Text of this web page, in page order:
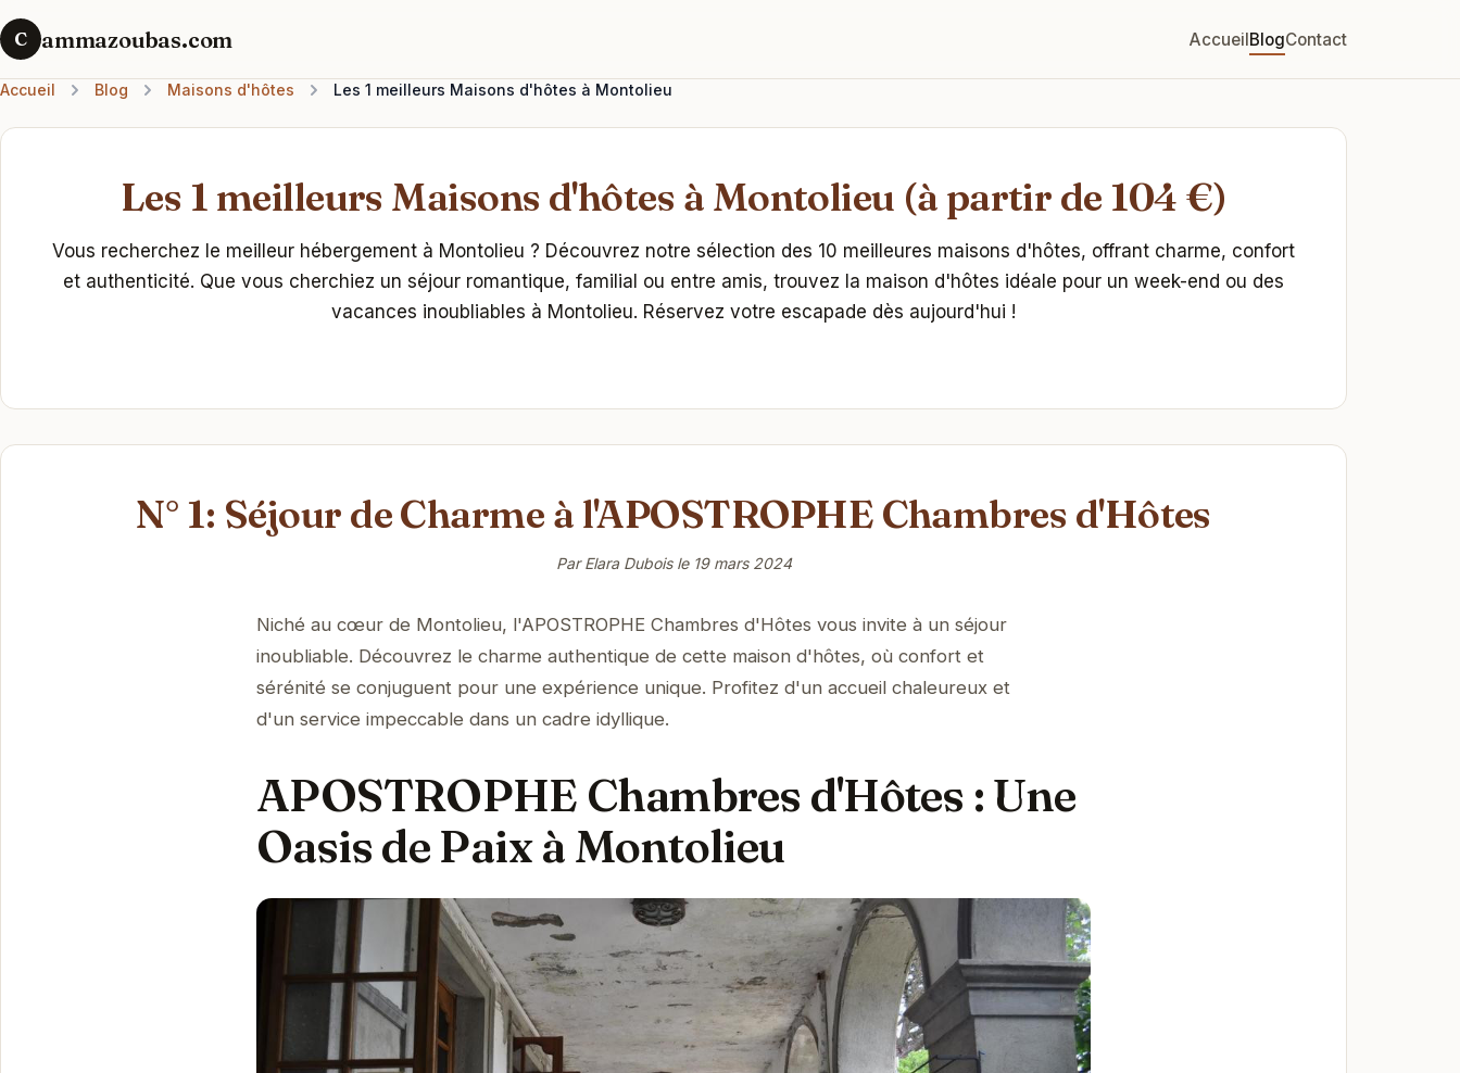
C ammazoubas.com AccueilBlogContact
Accueil Blog Maisons d'hôtes Les 1 meilleurs Maisons d'hôtes à Montolieu
Les 1 meilleurs Maisons d'hôtes à Montolieu (à partir de 104 €)
Vous recherchez le meilleur hébergement à Montolieu ? Découvrez notre sélection des 10 meilleures maisons d'hôtes, offrant charme, confort
et authenticité. Que vous cherchiez un séjour romantique, familial ou entre amis, trouvez la maison d'hôtes idéale pour un week-end ou des
vacances inoubliables à Montolieu. Réservez votre escapade dès aujourd'hui !
N° 1: Séjour de Charme à l'APOSTROPHE Chambres d'Hôtes
Par Elara Dubois le 19 mars 2024
Niché au cœur de Montolieu, l'APOSTROPHE Chambres d'Hôtes vous invite à un séjour
inoubliable. Découvrez le charme authentique de cette maison d'hôtes, où confort et
sérénité se conjuguent pour une expérience unique. Profitez d'un accueil chaleureux et
d'un service impeccable dans un cadre idyllique.
APOSTROPHE Chambres d'Hôtes : Une
Oasis de Paix à Montolieu